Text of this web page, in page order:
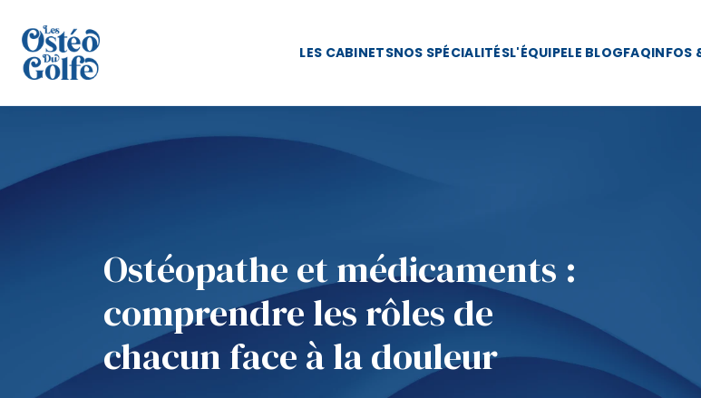
LES CABINETSNOS SPÉCIALITÉSL'ÉQUIPELE BLOGFAQINFOS
Ostéopathe et médicaments :
comprendre les rôles de
chacun face à la douleur